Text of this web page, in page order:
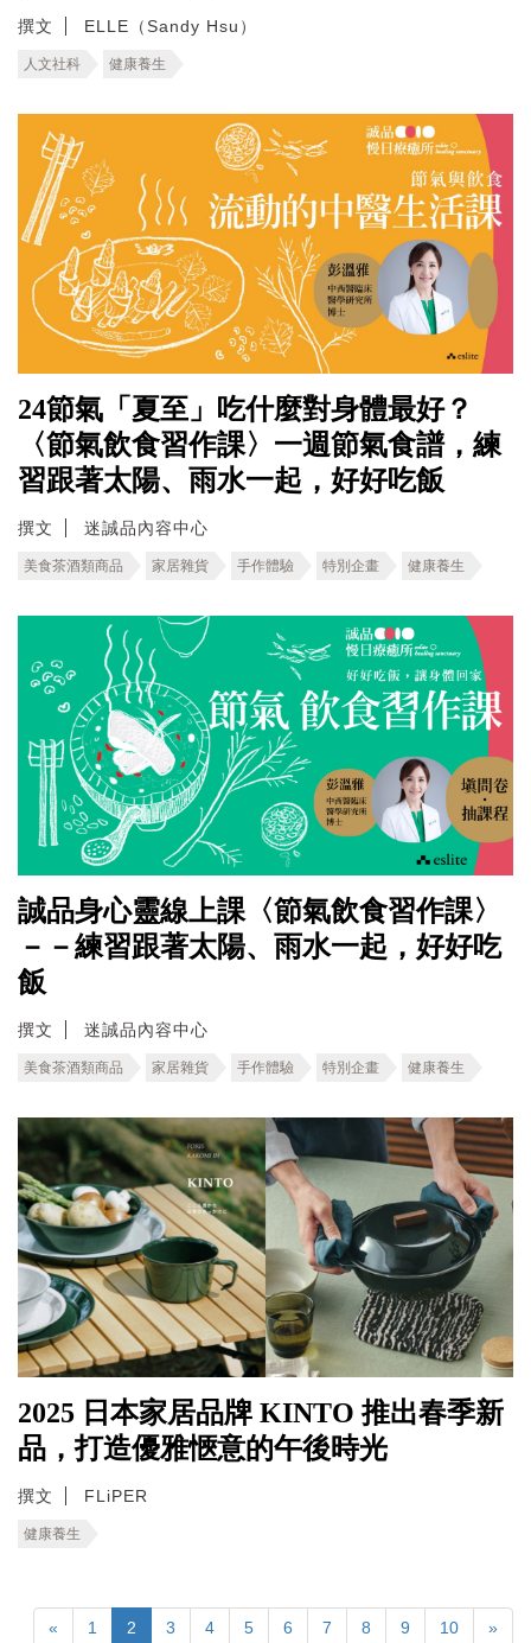
撰文 ELLE（Sandy Hsu）
人文社科 健康養生
24節氣「夏至」吃什麼對身體最好？
〈節氣飲食習作課〉一週節氣食譜，練
習跟著太陽、雨水一起，好好吃飯
撰文 迷誠品內容中心
美食茶酒類商品 家居雜貨 手作體驗 特別企畫 健康養生
誠品身心靈線上課〈節氣飲食習作課〉
－－練習跟著太陽、雨水一起，好好吃
飯
撰文 迷誠品內容中心
美食茶酒類商品 家居雜貨 手作體驗 特別企畫 健康養生
2025 日本家居品牌 KINTO 推出春季新
品，打造優雅愜意的午後時光
撰文 FLiPER
健康養生
« 1 2 3 4 5 6 7 8 9 10 »